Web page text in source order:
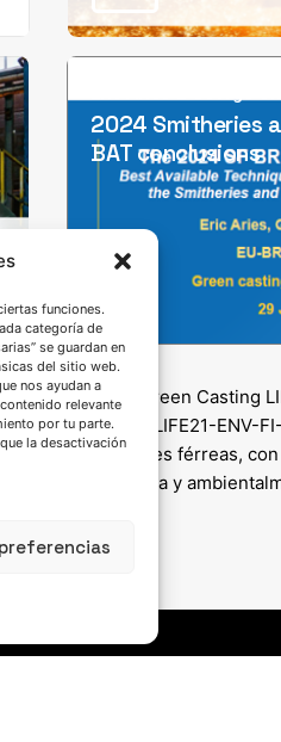
funciones.
categoría de
se guardan en
del sitio web.
nos ayudan a
relevante
por tu parte.
la desactivación
Eric Aries & George
2024 Smitheries
BAT conclusions
del proyecto Green Casting
de subvención LIFE21-ENV-
ellos 6 fundiciones férreas,
es técnica y